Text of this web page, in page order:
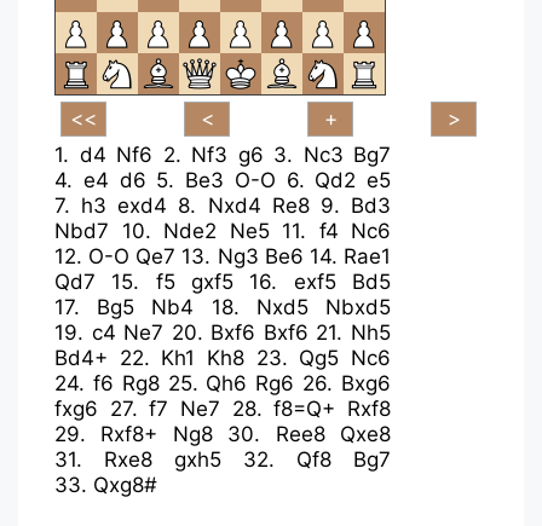
1. d4 Nf6 2. Nf3 g6 3. Nc3 Bg7
4. e4 d6 5. Be3 O-O 6. Qd2 e5
7. h3 exd4 8. Nxd4 Re8 9. Bd3
Nbd7
10. Nde2 Ne5 11. f4 Nc6
12. O-O Qe7 13. Ng3 Be6 14. Rae1
Qd7
15. f5 gxf5 16. exf5
Bd5
17. Bg5 Nb4 18. Nxd5
Nbxd5
19. c4 Ne7 20. Bxf6 Bxf6 21. Nh5
Bd4+ 22. Kh1 Kh8 23. Qg5 Nc6
24. f6 Rg8 25. Qh6 Rg6 26. Bxg6
fxg6 27.f7 Ne7 28.f8=Q+ Rxf8
29. Rxf8+ Ng8 30. Ree8
Qxe8
31. Rxe8 gxh5 32. Qf8
Bg7
33. Qxg8#